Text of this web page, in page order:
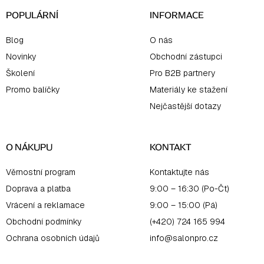
POPULÁRNÍ
Blog
Novinky
Školení
Promo balíčky
INFORMACE
O nás
Obchodní zástupci
Pro B2B partnery
Materiály ke stažení
Nejčastější dotazy
O NÁKUPU
Věrnostní program
Doprava a platba
Vrácení a reklamace
Obchodní podmínky
Ochrana osobních údajů
KONTAKT
Kontaktujte nás
9:00 – 16:30 (Po-Čt)
9:00 – 15:00 (Pá)
(+420) 724 165 994
info@salonpro.cz